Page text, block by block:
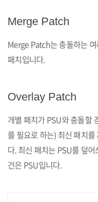
Merge Patch
Merge Patch는 충돌하는
패치입니다.
Overlay Patch
개별 패치가 PSU와 충돌할
를 필요로 하는) 최신 패치
다. 최신 패치는 PSU를 덮
건은 PSU입니다.